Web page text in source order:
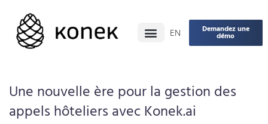
EN Demandez une
démo
Une nouvelle ère pour la gestion des
appels hôteliers avec Konek.ai